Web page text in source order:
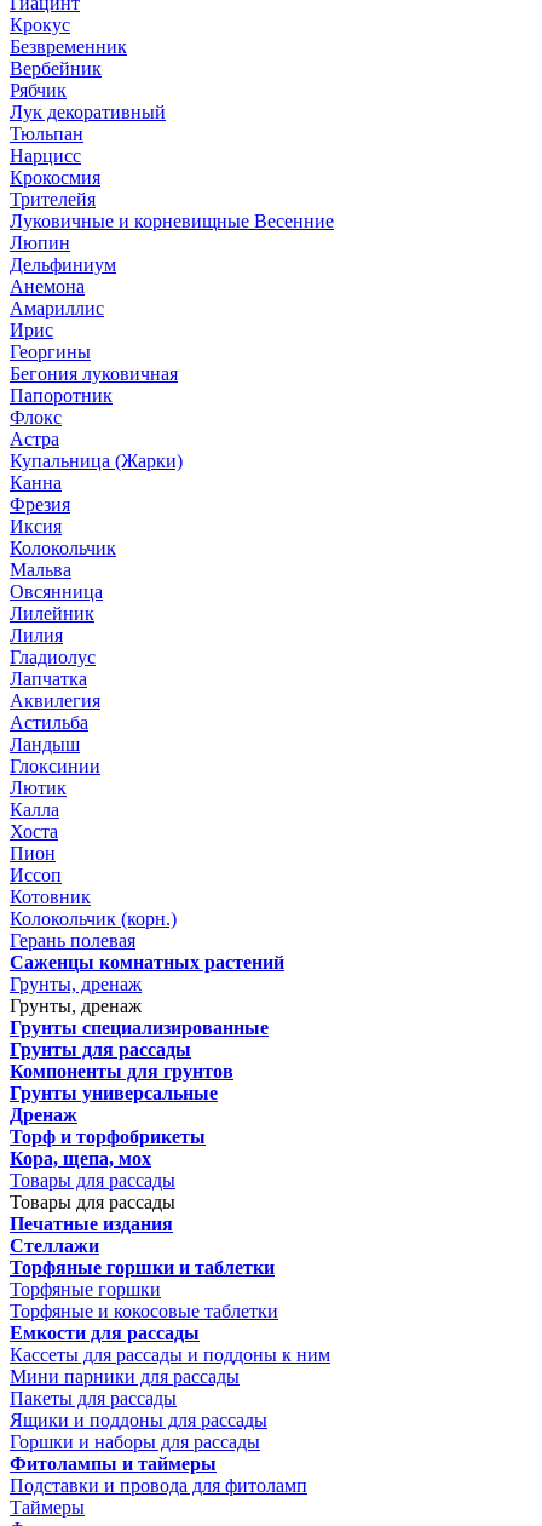
Крокус
Безвременник
Вербейник
Рябчик
Лук декоративный
Тюльпан
Нарцисс
Крокосмия
Трителейя
Луковичные и корневищные Весенние
Люпин
Дельфиниум
Анемона
Амариллис
Ирис
Георгины
Бегония луковичная
Папоротник
Флокс
Астра
Купальница (Жарки)
Канна
Фрезия
Иксия
Колокольчик
Мальва
Овсянница
Лилейник
Лилия
Гладиолус
Лапчатка
Аквилегия
Астильба
Ландыш
Глоксинии
Лютик
Калла
Хоста
Пион
Иссоп
Котовник
Колокольчик (корн.)
Герань полевая
Саженцы комнатных растений
Грунты, дренаж
Грунты, дренаж
Грунты специализированные
Грунты для рассады
Компоненты для грунтов
Грунты универсальные
Дренаж
Торф и торфобрикеты
Кора, щепа, мох
Товары для рассады
Товары для рассады
Печатные издания
Стеллажи
Торфяные горшки и таблетки
Торфяные горшки
Торфяные и кокосовые таблетки
Емкости для рассады
Кассеты для рассады и поддоны к ним
Мини парники для рассады
Пакеты для рассады
Ящики и поддоны для рассады
Горшки и наборы для рассады
Фитолампы и таймеры
Подставки и провода для фитоламп
Таймеры